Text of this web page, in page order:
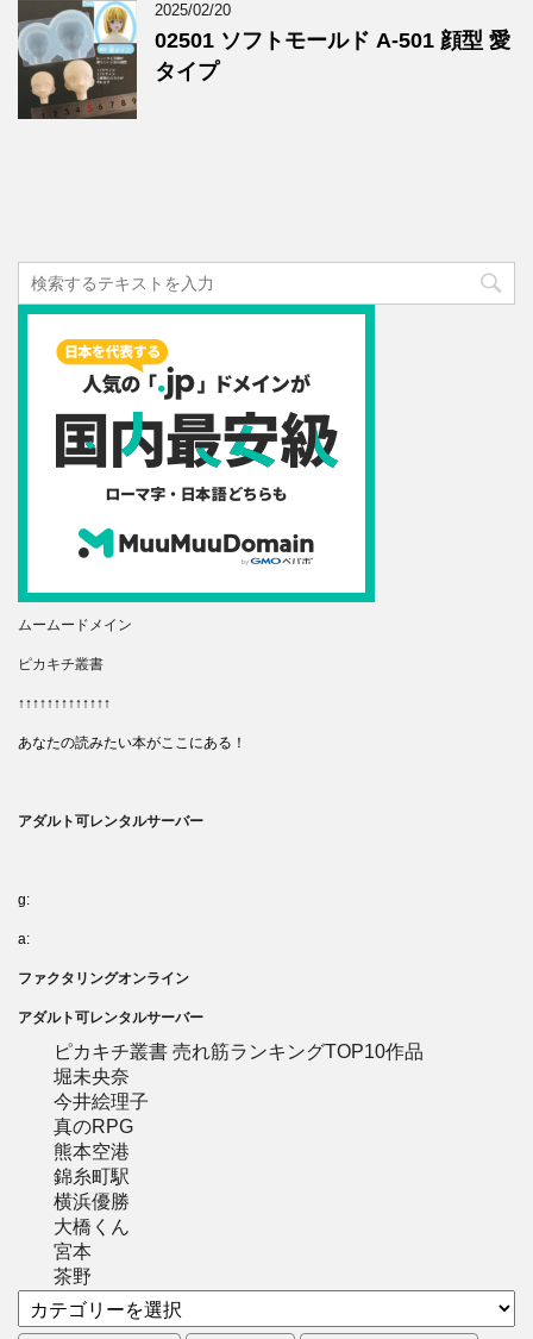
2025/02/20
02501 ソフトモールド A-501 顔型 愛
タイプ
ムームードメイン
ピカキチ叢書
↑↑↑↑↑↑↑↑↑↑↑↑↑
あなたの読みたい本がここにある！
アダルト可レンタルサーバー
g:
a:
ファクタリングオンライン
アダルト可レンタルサーバー
ピカキチ叢書 売れ筋ランキングTOP10作品
堀未央奈
今井絵理子
真のRPG
熊本空港
錦糸町駅
横浜優勝
大橋くん
宮本
茶野
テ